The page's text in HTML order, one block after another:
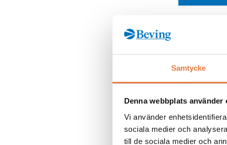
Samtycke
Denna webbplats använder
Vi använder
sociala medier och
till de sociala medier och